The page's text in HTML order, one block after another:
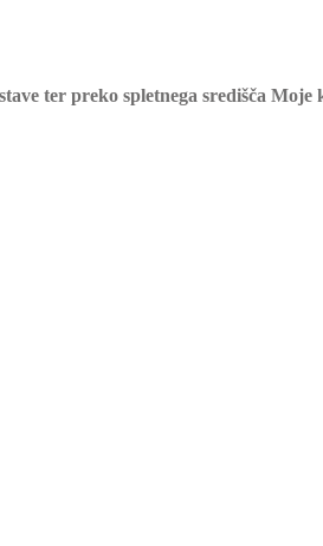
ter preko spletnega središča Moje